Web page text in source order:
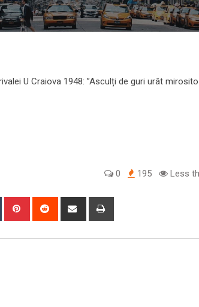
0 195 Less
Tumblr Pinterest Reddit
Share